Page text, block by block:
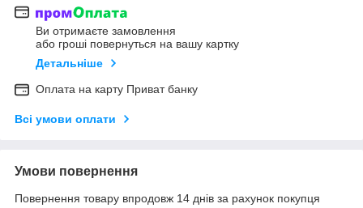
Ви отримаєте замовлення
або гроші повернуться на вашу картку
Детальніше
Оплата на карту Приват банку
Всі умови оплати
Умови повернення
Повернення товару впродовж 14 днів за рахунок покупця